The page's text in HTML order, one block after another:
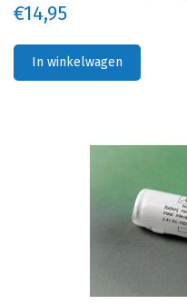
€14,95
In winkelwagen